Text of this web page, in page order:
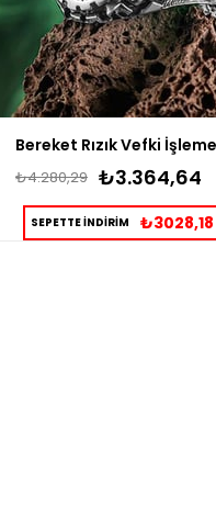
₺3.364,64
₺4.280,29
SEPETTE İNDİRİM ₺3028,18